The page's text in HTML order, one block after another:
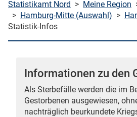
Statistikamt Nord > Meine Region
> Hamburg-Mitte (Auswahl) >
Statistik-Infos
Informationen zu den
Als Sterbefälle werden die im
Gestorbenen ausgewiesen,
nachträglich beurkundete